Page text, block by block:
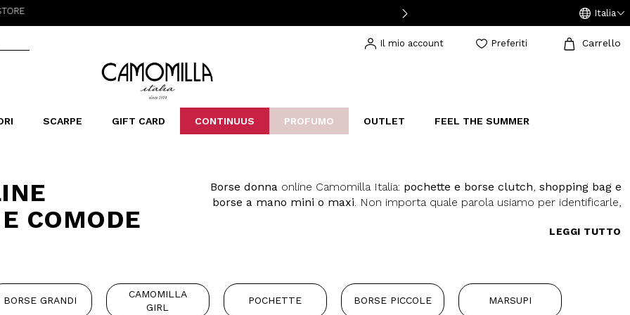
Italia
Il mio account Preferiti Carrello
Camomilla Italia®
Saldi -40%
SCARPE GIFT CARD CONTINUUS PROFUMO OUTLET FEEL THE SUMMER
COMODE
Borse donna online Camomilla Italia: pochette e borse clutch shopping bag e
borse a mano mini o maxi . Non importa quale parola usiamo per identificarle,
multitasking, un po' minimal, le borse per le donne sono da sempre oggetto di
luccicanti e altri dettagli preziosi, perfette per un look by night; borse in ecopelle dal
fit moderno. Poi ci sono i modelli classici con catena o a tracolla, come i secchielli
LEGGI TUTTO
BORSE GRANDI
CAMOMILLA
GIRL
POCHETTE BORSE PICCOLE MARSUPI